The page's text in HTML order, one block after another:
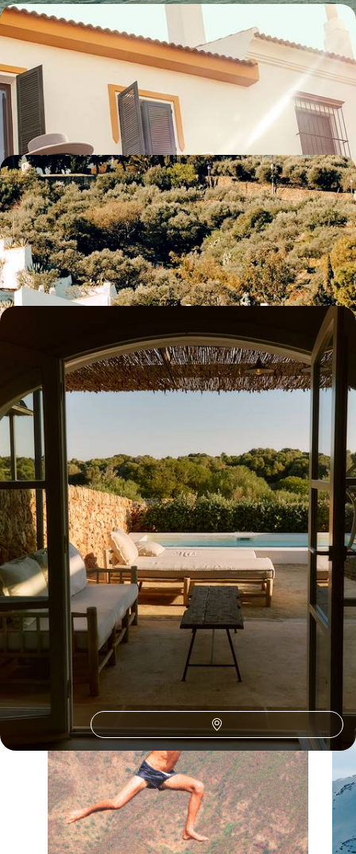
Gran aventura familiale en Andalousie - Séville, les
plages et la belle vie sauvage
Explorer les trésors andalous avec les enfants : après le charme de
Séville, la nature sauvage et l'océan
8 jours, de CHF 2100 à CHF 2700
De Barcelone à la Costa Brava - La Catalogne
lumineuse et surréaliste
Après quelques jours à Barcelone, rejoindre Begur puis Cadaqués, la
Méditerranée au premier plan
8 jours, de CHF 2100 à CHF 2900
Minorque la discrète - De criques isolées en adresses
Une semaine pour humer un parfum plus confidentiel des Baléares, sur
une île éminemment sauvage et préservée des foules
7 jours, de CHF 2600 à CHF 3600
Toutes nos suggestions de voyages vacances d'été en
Espagne (7)
L'Espagne selonvos envies
Parce que chaque voyageur est différent